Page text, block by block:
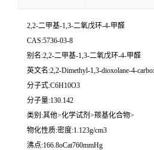
2,2-二甲基-1,3-二氧戊环-4-甲醛
CAS:5736-03-8
别名:2,2-二甲基-1,3-二氧戊环-4-甲醛
英文名:2,2-Dimethyl-1,3-dioxolane-4-
分子式:C6H10O3
分子量:130.142
类别:其他>化学试剂>羰基化合物>
物化性质:密度:1.123g/cm3
沸点:166.8oCat760mmHg